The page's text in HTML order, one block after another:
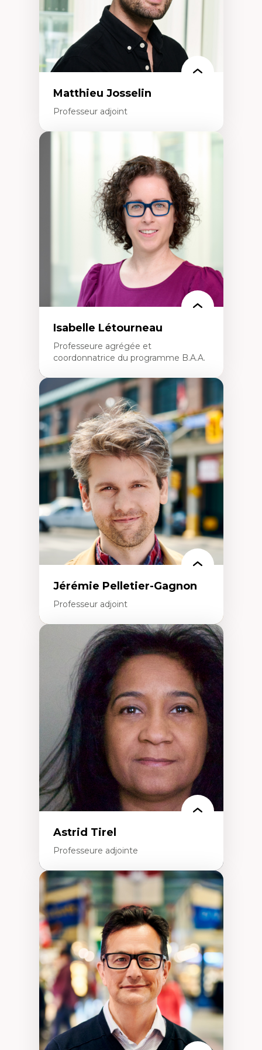
Matthieu Josselin
Professeur adjoint
Ethnographie critique des environnements
d’apprentissage des étudiant.e.s
Approche transdisciplinaire des
compétences socioaffectives et
interculturelles
Didactique des langues secondes et
compétence pragmatique
Andragogie
Méthodologies de recherche qualitative
Isabelle Létourneau
Professeure agrégée et
coordonnatrice du programme B.A.A.
Expertises
Conciliation travail-vie personnelle
Gestion des ressources humaines
(attraction et fidélisation de la main-
d’œuvre)
Responsabilité sociale des organisations
Interventions organisationnelles
Comportement organisationnel
(mobilisation au travail)
Recherche qualitative
Éthique des affaires
Jérémie Pelletier-Gagnon
Professeur adjoint
Expertises
Études du jeu vidéo
Fouille de textes
Études postcoloniales
Études critiques des médias
Analyse de données
Études japonaises
Mondialisation
Traduction et localisation
Intelligence artificielle et communication
humain-machine
Astrid Tirel
Professeure adjointe
Expertises
Art
Anti-discrimination
Décolonisation de l’enseignement, de la
recherche, des institutions administratives
et syndicales
Pluralisme épistémologique et
francophonie
Culture
Politiques culturelles
Vivre ensemble
Anti-racisme
Anti-sexisme
Pratiques non oppressives